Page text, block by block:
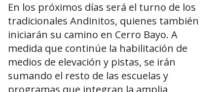
En los próximos días será el turno de los
tradicionales Andinitos, quienes también
iniciarán su camino en Cerro Bayo. A
medida que continúe la habilitación de
medios de elevación y pistas, se irán
sumando el resto de las escuelas y